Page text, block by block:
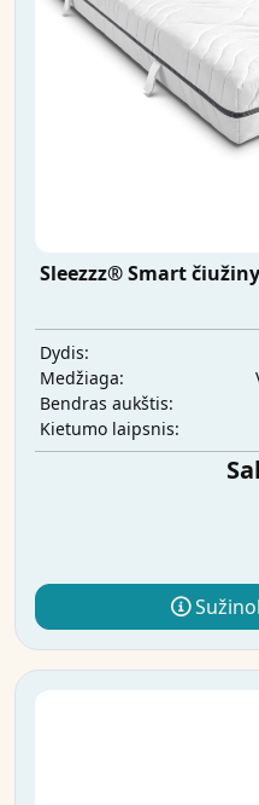
Sleezzz® Smart
Dydis:
Medžiaga:
Bendras aukštis:
Kietumo laipsnis: